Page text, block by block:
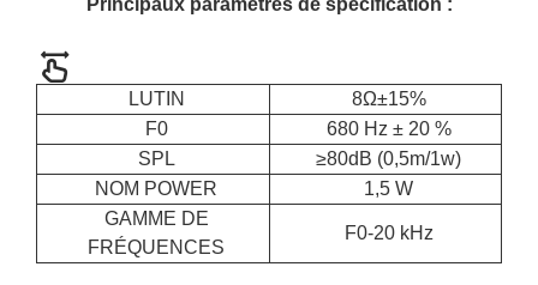
Principaux paramètres de spécification :
LUTIN
8Ω±15%
F0
680 Hz ± 20 %
SPL
≥80dB (0,5m/1w)
NOM POWER
1,5 W
GAMME DE
FRÉQUENCES
F0-20 kHz